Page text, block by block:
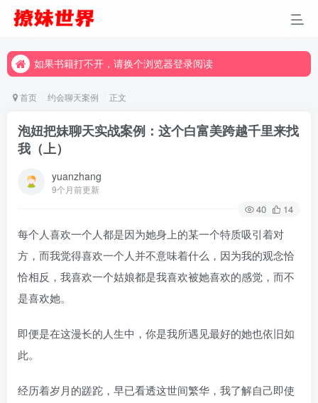
如果书籍打不开，请换个浏览器登录阅读
如果书籍打不开，请换个浏览器登录阅读
首页 约会聊天案例 正文
泡妞把妹聊天实战案例：这个白富美跨越千里来找
我（上）
yuanzhang
9个月前更新
40 14
每个人喜欢一个人都是因为她身上的某一个特质吸引着对
方，而我觉得喜欢一个人并不意味着什么，因为我的观念恰
恰相反，我喜欢一个姑娘都是我喜欢被她喜欢的感觉，而不
是喜欢她。
即便是在这漫长的人生中，你是我所遇见最好的她也依旧如
此。
经历着岁月的蹉跎，早已看透这世间繁华，我了解自己即使